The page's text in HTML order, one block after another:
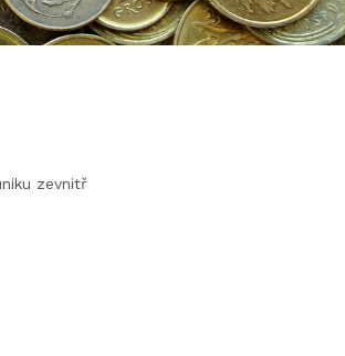
zevnitř